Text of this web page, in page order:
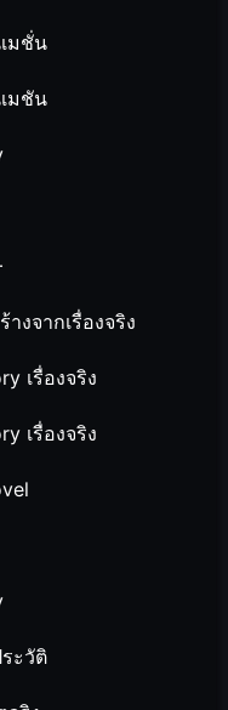
มชั่น
มชัน
งจากเรื่องจริง
เรื่องจริง
เรื่องจริง
ะวัติ